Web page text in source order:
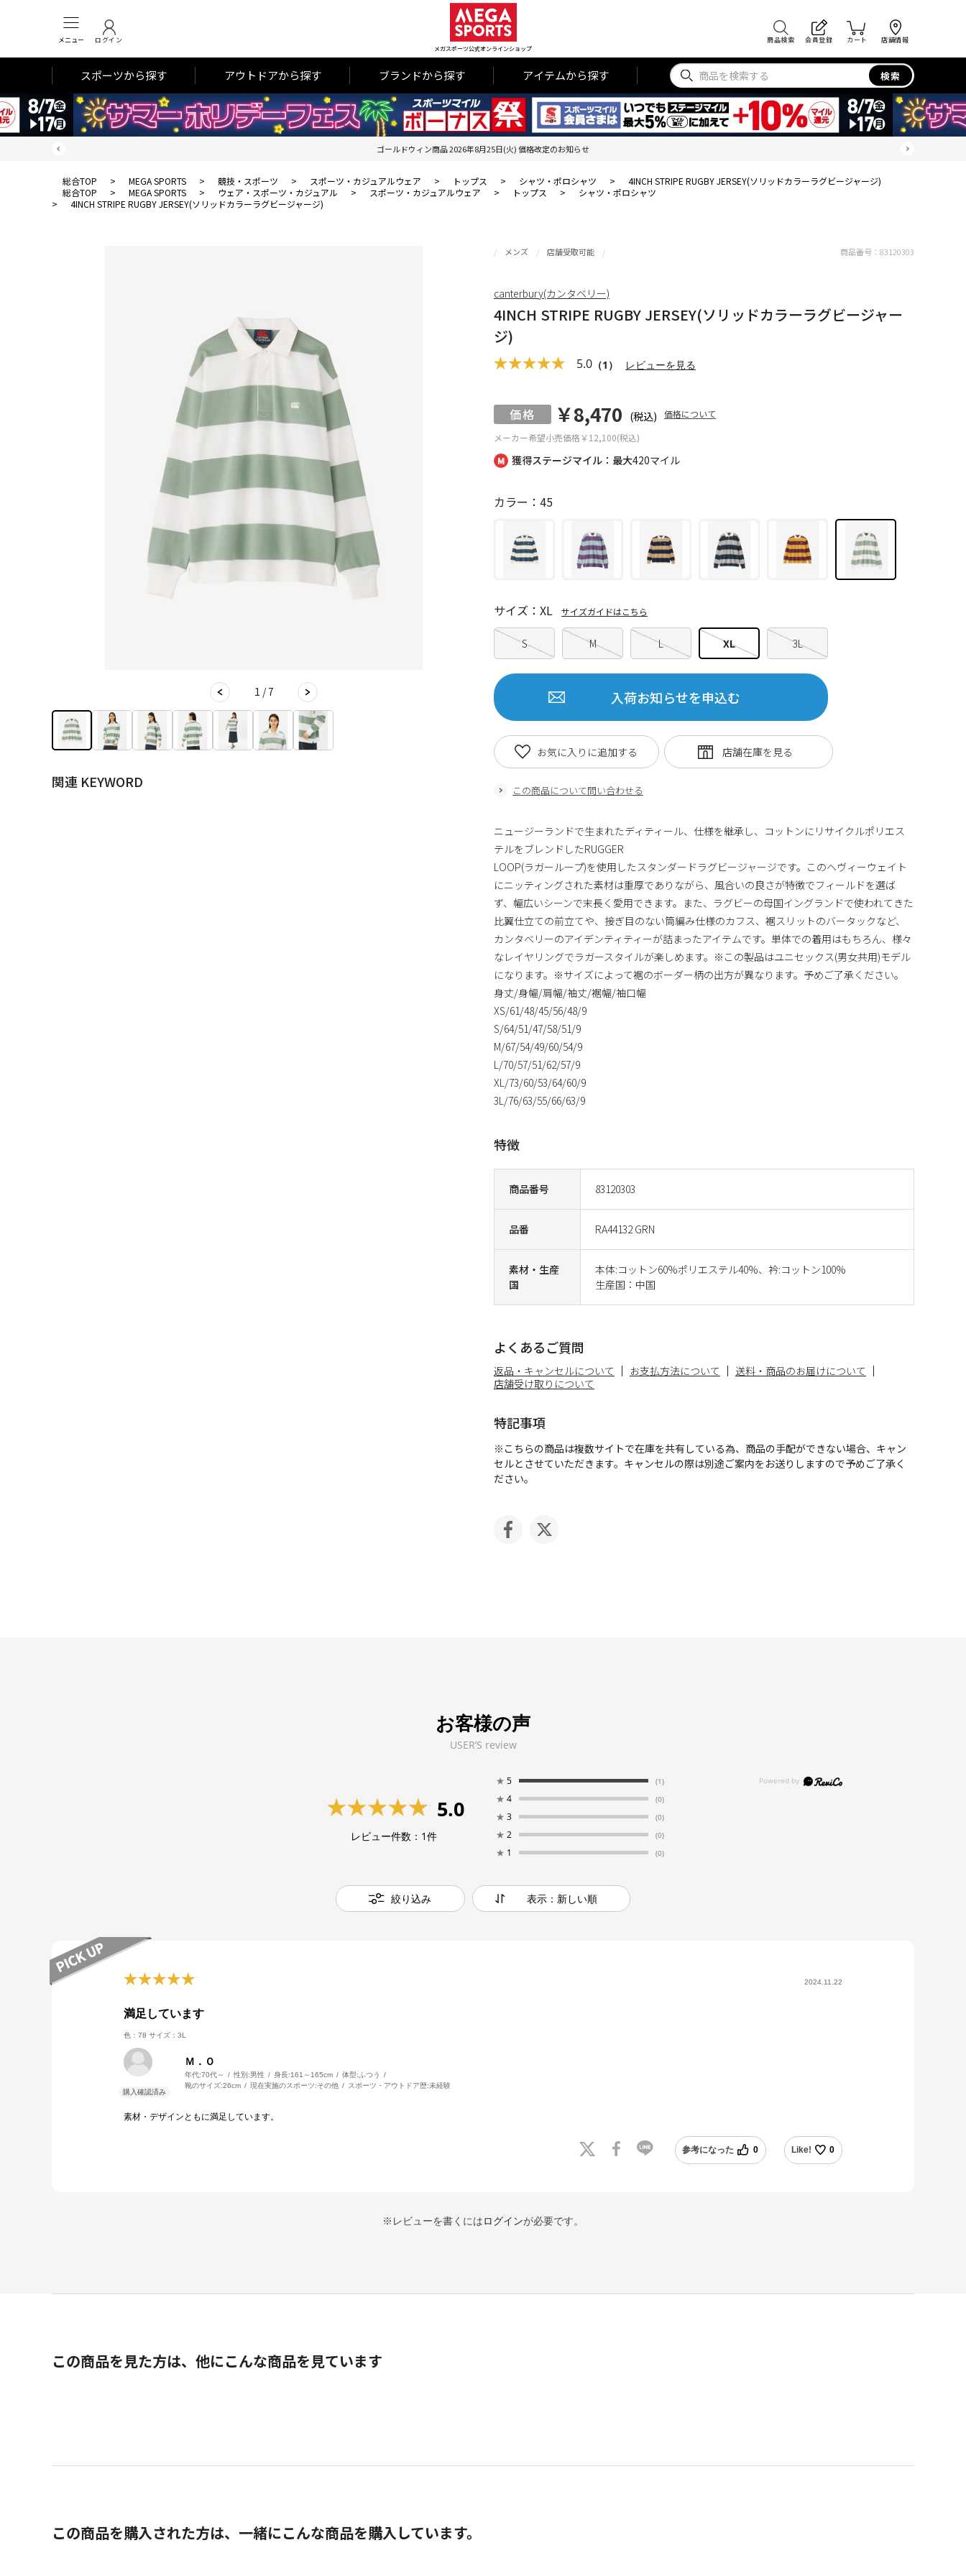
メニュー ログイン
メガスポーツ公式オンラインショップ
商品検索 会員登録 カート 店舗情報
スポーツから探す アウトドアから探す ブランドから探す アイテムから探す 検索
ゴールドウィン商品 2026年8月25日(火) 価格改定のお知らせ
総合TOP > MEGA SPORTS > 競技・スポーツ > スポーツ・カジュアルウェア > トップス > シャツ・ポロシャツ >
4INCH STRIPE RUGBY JERSEY(ソリッドカラーラグビージャージ)
総合TOP
> MEGA SPORTS > ウェア・スポーツ・カジュアル > スポーツ・カジュアルウェア > トップス >
シャツ・ポロシャツ
>
4INCH STRIPE RUGBY JERSEY(ソリッドカラーラグビージャージ)
1 / 7
関連 KEYWORD
獲得ステージマイル：最大420マイル
メンズ 店舗受取可能
4INCH STRIPE RUGBY JERSEY(ソリッドカラーラグビージャー
ジ)
5.0 （1） レビューを見る
メーカー希望小売価格￥12,100(税込)
￥8,470 (税込) 価格について
商品番号 83120303
品番 RA44132 GRN
素材・生産
国
本体:コットン60%ポリエステル40%、衿:コットン100%
生産国：中国
カラー：45
S M L XL 3L
サイズ：XL サイズガイドはこちら
入荷お知らせを申込む
この商品について問い合わせる
お気に入りに追加する
商品番号： 83120303
canterbury(カンタベリー)
ニュージーランドで生まれたディティール、仕様を継承し、コットンにリサイクルポリエス
テルをブレンドしたRUGGER
LOOP(ラガーループ)を使用したスタンダードラグビージャージです。このヘヴィーウェイト
にニッティングされた素材は重厚でありながら、風合いの良さが特徴でフィールドを選ば
ず、幅広いシーンで末長く愛用できます。また、ラグビーの母国イングランドで使われてきた
比翼仕立ての前立てや、接ぎ目のない筒編み仕様のカフス、裾スリットのバータックなど、
カンタベリーのアイデンティティーが詰まったアイテムです。単体での着用はもちろん、様々
なレイヤリングでラガースタイルが楽しめます。※この製品はユニセックス(男女共用)モデル
になります。※サイズによって裾のボーダー柄の出方が異なります。予めご了承ください。
身丈/身幅/肩幅/袖丈/裾幅/袖口幅
XS/61/48/45/56/48/9
S/64/51/47/58/51/9
M/67/54/49/60/54/9
L/70/57/51/62/57/9
XL/73/60/53/64/60/9
3L/76/63/55/66/63/9
特徴
よくあるご質問
返品・キャンセルについて お支払方法について
送料・商品のお届けについて
店舗受け取りについて
特記事項
※こちらの商品は複数サイトで在庫を共有している為、商品の手配ができない場合、キャン
セルとさせていただきます。キャンセルの際は別途ご案内をお送りしますので予めご了承く
ださい。
お客様の声
USER’S review
5.0
レビュー件数： 1件
★ 5 (1)
★ 4 (0)
★ 3 (0)
★ 2 (0)
★ 1 (0)
絞り込み 表示：新しい順
2024.11.22
満足しています
色：78 サイズ：3L
Ｍ．Ｏ
年代:70代～ 性別:男性 身長:161～165cm 体型: ふつう
靴のサイズ:26cm 現在実施のスポーツ:その他 スポーツ・アウトドア歴:未経験
素材・デザインともに満足しています。
参考になった 0 Like! 0
※レビューを書くにはログインが必要です。
この商品を見た方は、他にこんな商品を見ています
この商品を購入された方は、一緒にこんな商品を購入しています。